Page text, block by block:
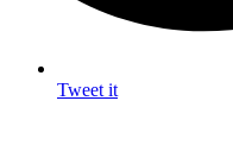
Tweet it